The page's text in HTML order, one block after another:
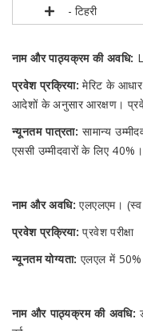
- टिहरी
नाम और पाठ्यक्रम की अवधि:
प्रवेश प्रक्रिया: मेरिट के
आदेशों के अनुसार आरक्षण।
न्यूनतम पात्रता: सामान्य
एससी उम्मीदवारों के लिए
नाम और अवधि: एलएलएम। (स्व
प्रवेश प्रक्रिया: प्रवेश परीक्षा
न्यूनतम योग्यता: एलएल में
नाम और पाठ्यक्रम की अवधि: